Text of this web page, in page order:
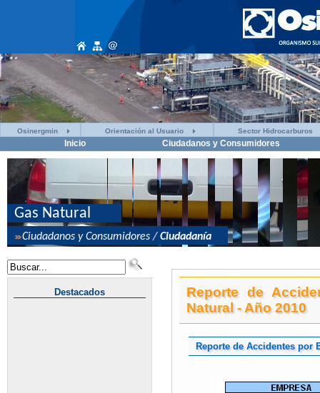
Osinergmin Orientación al Usuario Sector Hidrocarburos
Inicio Ciudadanos y Consumidores